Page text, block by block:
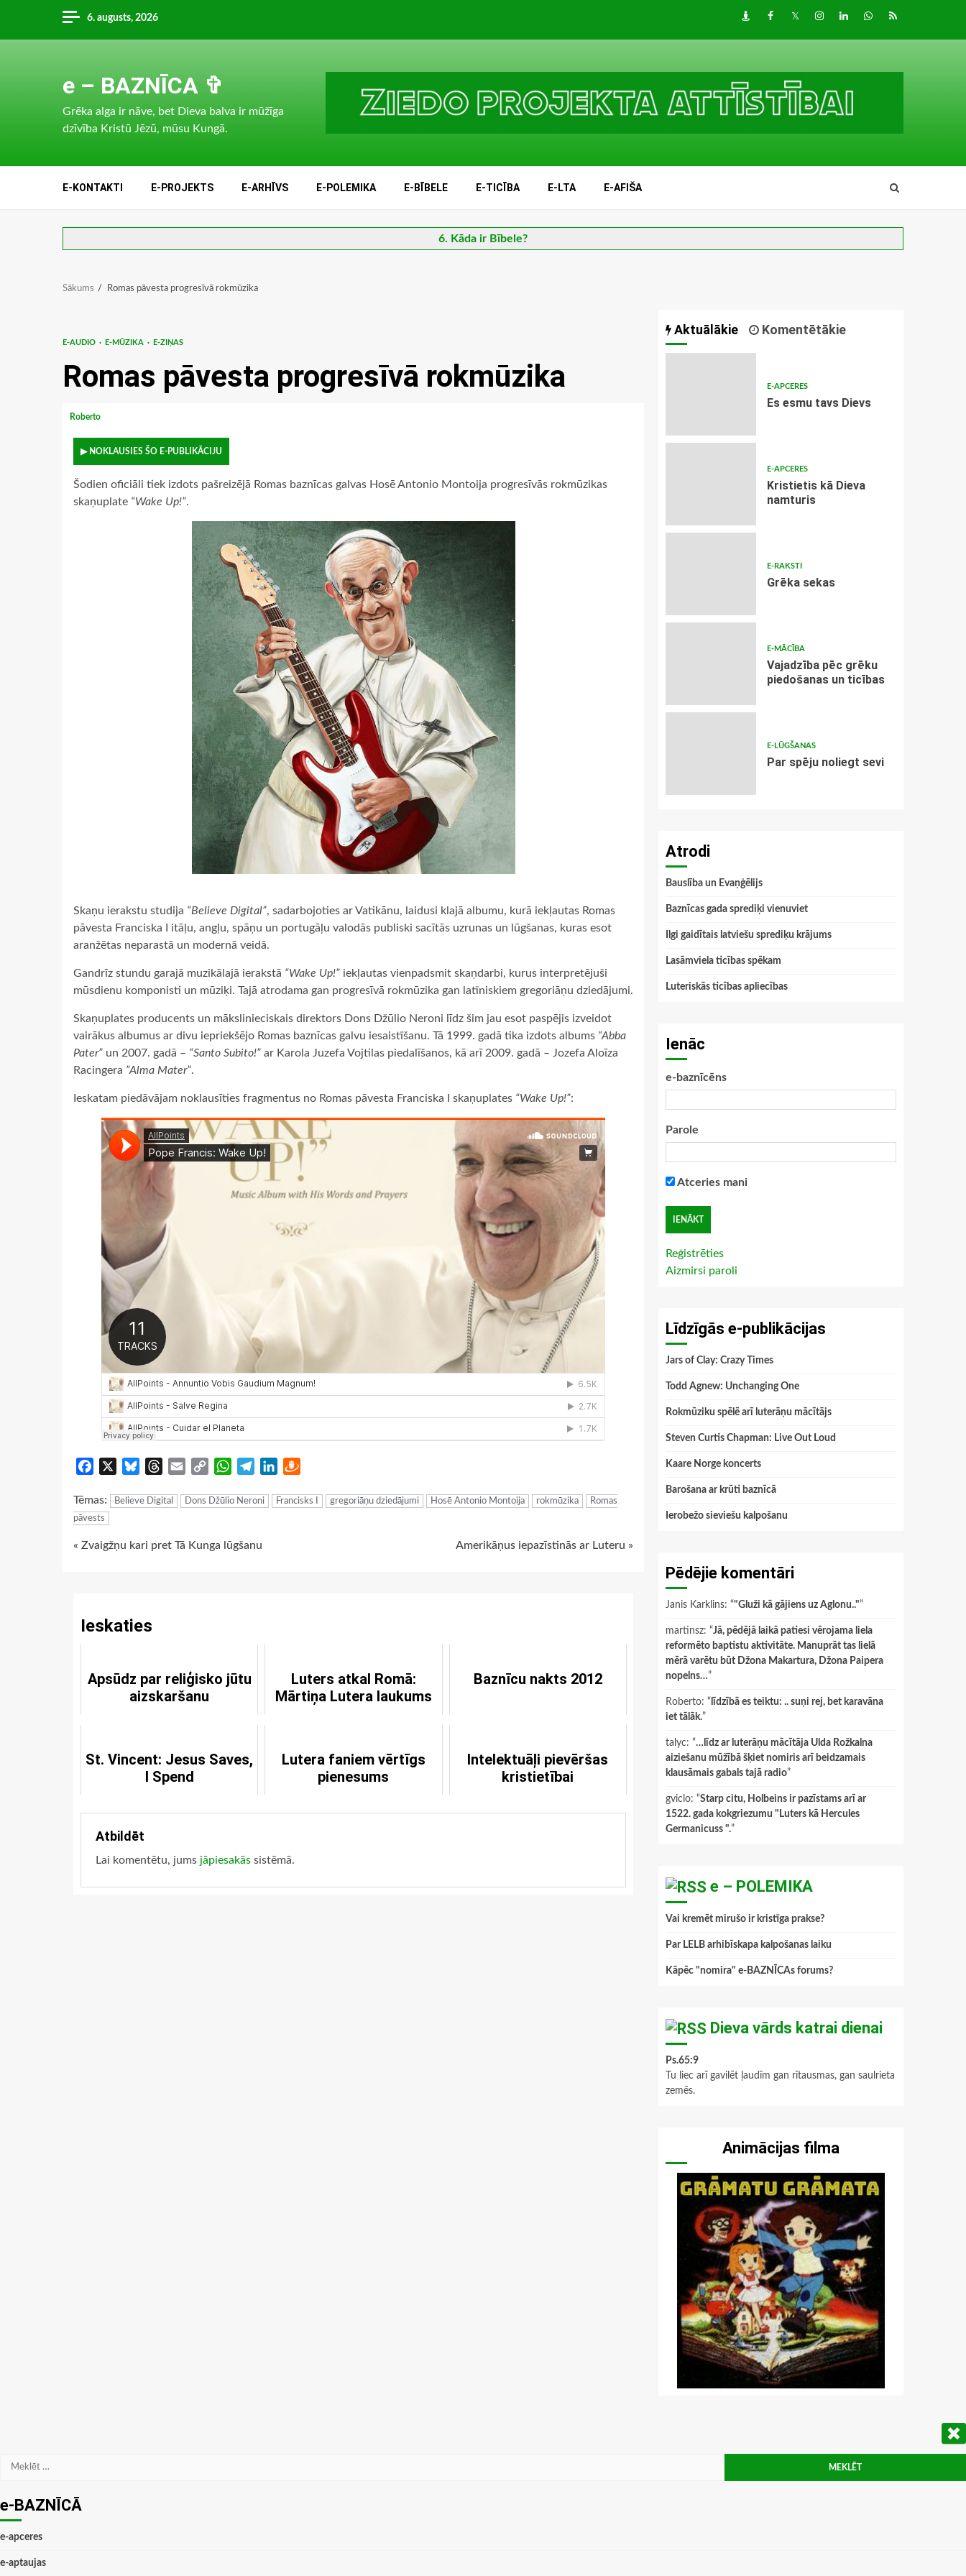
content
6. augusts, 2026 DraugiemFacebook
TwitterInstagram
LinkedInwhatsapp
RSS
e – BAZNĪCA ✞
Grēka alga ir nāve, bet Dieva balva ir mūžīga
dzīvība Kristū Jēzū, mūsu Kungā.
E-KONTAKTI E-PROJEKTS E-ARHĪVS E-POLEMIKA E-BĪBELE E-TICĪBA E-LTA E-AFIŠA
6. Kāda ir Bībele?
Sākums Romas pāvesta progresīvā rokmūzika
E-AUDIO E-MŪZIKA E-ZIŅAS
Romas pāvesta progresīvā rokmūzika
Roberto
▶ NOKLAUSIES ŠO E-PUBLIKĀCIJU
Šodien oficiāli tiek izdots pašreizējā Romas baznīcas galvas Hosē Antonio Montoija progresīvās rokmūzikas
skaņuplate “Wake Up!”.
Skaņu ierakstu studija “Believe Digital”, sadarbojoties ar Vatikānu, laidusi klajā albumu, kurā iekļautas Romas
pāvesta Franciska I itāļu, angļu, spāņu un portugāļu valodās publiski sacītās uzrunas un lūgšanas, kuras esot
aranžētas neparastā un modernā veidā.
Gandrīz stundu garajā muzikālajā ierakstā “Wake Up!” iekļautas vienpadsmit skaņdarbi, kurus interpretējuši
mūsdienu komponisti un mūziķi. Tajā atrodama gan progresīvā rokmūzika gan latīniskiem gregoriāņu dziedājumi.
Skaņuplates producents un mākslinieciskais direktors Dons Džūlio Neroni līdz šim jau esot paspējis izveidot
vairākus albumus ar divu iepriekšējo Romas baznīcas galvu iesaistīšanu. Tā 1999. gadā tika izdots albums “Abba
Pater” un 2007. gadā – “Santo Subito!” ar Karola Juzefa Vojtilas piedalīšanos, kā arī 2009. gadā – Jozefa Aloīza
Racingera ”Alma Mater”.
Ieskatam piedāvājam noklausīties fragmentus no Romas pāvesta Franciska I skaņuplates “Wake Up!”:
Facebook BlueskyThreads
Email
Copy
WhatsApp
TelegramLinkedIn
Tēmas: Believe Digital Dons Džūlio Neroni Francisks I gregoriāņu dziedājumi Hosē Antonio Montoija rokmūzika
Romas
pāvests
Continue
« Zvaigžņu kari pret Tā Kunga lūgšanu Amerikāņus iepazīstinās ar Luteru »
Ieskaties
Apsūdz par reliģisko jūtu
aizskaršanu
Luters atkal Romā:
Mārtiņa Lutera laukums
Baznīcu nakts 2012
St. Vincent: Jesus Saves,
I Spend
Lutera faniem vērtīgs
pienesums
Intelektuāļi pievēršas
kristietībai
Atbildēt
Lai komentētu, jums jāpiesakās sistēmā.
Aktuālākie Komentētākie
E-APCERES
Es esmu tavs Dievs
E-APCERES
Kristietis kā Dieva
namturis
E-RAKSTI
Grēka sekas
E-MĀCĪBA
Vajadzība pēc grēku
piedošanas un ticības
E-LŪGŠANAS
Par spēju noliegt sevi
Atrodi
Bauslība un Evaņģēlijs
Baznīcas gada sprediķi vienuviet
Ilgi gaidītais latviešu sprediķu krājums
Lasāmviela ticības spēkam
Luteriskās ticības apliecības
Ienāc
e-baznīcēns
Parole
Atceries mani
Reģistrēties
Aizmirsi paroli
Līdzīgās e-publikācijas
Jars of Clay: Crazy Times
Todd Agnew: Unchanging One
Rokmūziku spēlē arī luterāņu mācītājs
Steven Curtis Chapman: Live Out Loud
Kaare Norge koncerts
Barošana ar krūti baznīcā
Ierobežo sieviešu kalpošanu
Pēdējie komentāri
Janis Karklins: “"Gluži kā gājiens uz Aglonu.."”
martinsz: “Jā, pēdējā laikā patiesi vērojama liela
reformēto baptistu aktivitāte. Manuprāt tas lielā
mērā varētu būt Džona Makartura, Džona Paipera
nopelns…”
Roberto: “ līdzībā es teiktu: .. suņi rej, bet karavāna
iet tālāk.”
talyc: “…līdz ar luterāņu mācītāja Ulda Rožkalna
aiziešanu mūžībā šķiet nomiris arī beidzamais
klausāmais gabals tajā radio”
gviclo: “Starp citu, Holbeins ir pazīstams arī ar
1522. gada kokgriezumu "Luters kā Hercules
Germanicuss ".”
e – POLEMIKA
Vai kremēt mirušo ir kristīga prakse?
Par LELB arhibīskapa kalpošanas laiku
Kāpēc "nomira" e-BAZNĪCAs forums?
Dieva vārds katrai dienai
Ps.65:9
Tu liec arī gavilēt ļaudīm gan rītausmas, gan saulrieta
zemēs.
Animācijas filma
Meklēt:
e-BAZNĪCĀ
e-apceres
e-aptaujas